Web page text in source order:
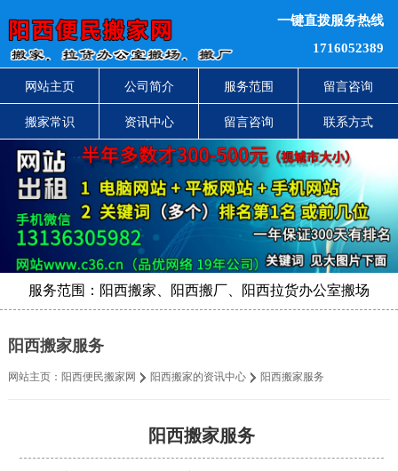
一键直拨服务热线
1716052389
网站主页 公司简介 服务范围 留言咨询
搬家常识 资讯中心 留言咨询 联系方式
服务范围：阳西搬家、阳西搬厂、阳西拉货办公室搬场
阳西搬家服务
网站主页： 阳西便民搬家网 阳西搬家的资讯中心 阳西搬家服务
阳西搬家服务